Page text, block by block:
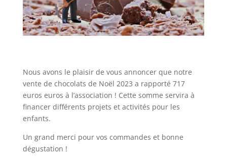
Nous avons le plaisir de vous annoncer que notre
vente de chocolats de Noël 2023 a rapporté 717
euros euros à l’association ! Cette somme servira à
financer différents projets et activités pour les
enfants.
Un grand merci pour vos commandes et bonne
dégustation !